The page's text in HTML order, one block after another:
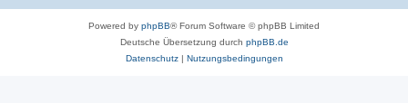
Powered by phpBB® Forum Software © phpBB Limited
Deutsche Übersetzung durch phpBB.de
Datenschutz| Nutzungsbedingungen